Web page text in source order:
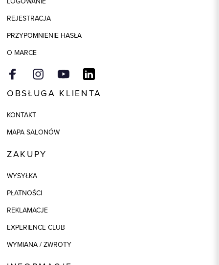
REJESTRACJA
PRZYPOMNIENIE HASŁA
O MARCE
OBSŁUGA KLIENTA
KONTAKT
MAPA SALONÓW
ZAKUPY
WYSYŁKA
PŁATNOŚCI
REKLAMACJE
EXPERIENCE CLUB
WYMIANA / ZWROTY